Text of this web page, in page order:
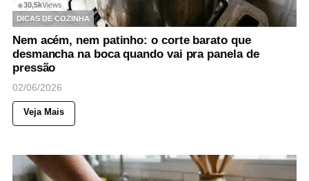
◉30,5kViews
DICAS DE COZINHA
Nem acém, nem patinho: o corte barato que
desmancha na boca quando vai pra panela de
pressão
02/06/2026
Veja Mais